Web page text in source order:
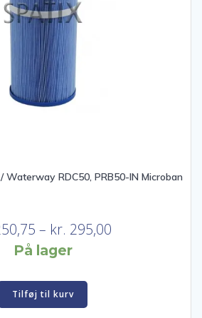
Waterway RDC50, PRB50-IN Microban
– kr. 295,00
På lager
Tilføj til kurv